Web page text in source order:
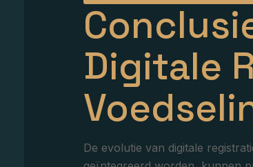
Digitale
De evolutie van digitale